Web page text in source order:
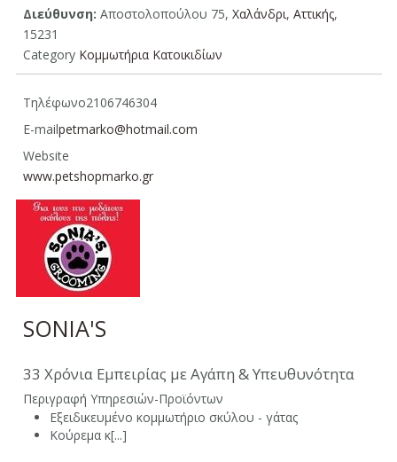
Διεύθυνση: Αποστολοπούλου 75, Χαλάνδρι, Aττικής,
15231
Category Κομμωτήρια Κατοικιδίων
Τηλέφωνο2106746304
E-mailpetmarko@hotmail.com
Website
www.petshopmarko.gr
SONIA'S
33 Χρόνια Εμπειρίας με Αγάπη & Υπευθυνότητα
Περιγραφή Υπηρεσιών-Προϊόντων
Εξειδικευμένο κομμωτήριο σκύλου - γάτας
Κούρεμα κ[...]